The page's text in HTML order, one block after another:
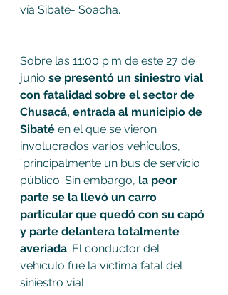
vía Sibaté- Soacha.
Sobre las 11:00 p.m de este 27 de
junio se presentó un siniestro vial
con fatalidad sobre el sector de
Chusacá, entrada al municipio de
Sibaté en el que se vieron
involucrados varios vehículos,
´principalmente un bus de servicio
público. Sin embargo, la peor
parte se la llevó un carro
particular que quedó con su capó
y parte delantera totalmente
averiada. El conductor del
vehículo fue la víctima fatal del
siniestro vial.